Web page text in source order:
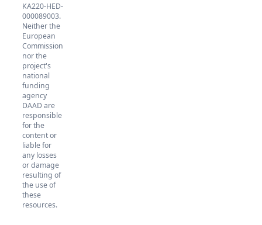
KA220-HED-
000089003.
Neither the
European
Commission
nor the
project's
national
funding
agency
DAAD are
responsible
for the
content or
liable for
any losses
or damage
resulting of
the use of
these
resources.